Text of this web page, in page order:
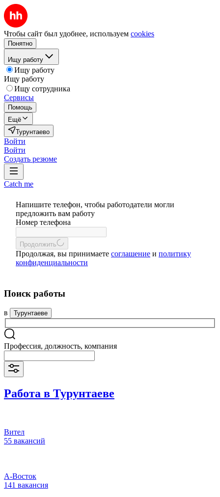
Чтобы сайт был удобнее, используем cookies
Понятно
Ищу работу
Ищу работу
Ищу работу
Ищу сотрудника
Сервисы
Помощь
Ещё
Турунтаево
Войти
Войти
Создать резюме
Catch me
Напишите телефон, чтобы работодатели могли
предложить вам работу
Номер телефона
Продолжить
Продолжая, вы принимаете соглашение и политику
конфиденциальности
Поиск работы
в Турунтаеве
Профессия, должность, компания
Работа в Турунтаеве
Вител
55 вакансий
А-Восток
141 вакансия